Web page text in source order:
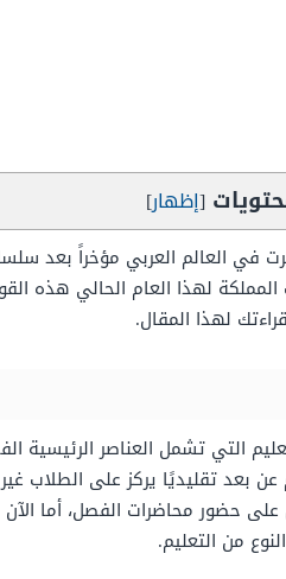
[إظهار]
في العالم العربي مؤخراً بعد
لهذا العام الحالي هذه
لهذا المقال.
التي تشمل العناصر الرئيسية
بعد تقليديًا يركز على الطلاب
على حضور محاضرات الفصل، أما
من التعليم.